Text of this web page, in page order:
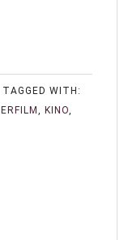
TAGGED WITH:
, KINO,